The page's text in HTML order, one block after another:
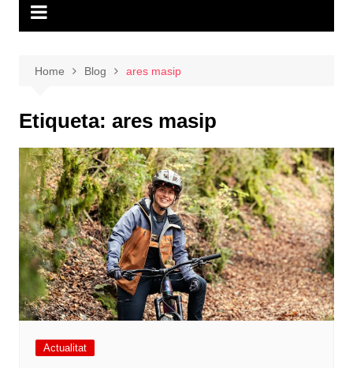
Home Blog ares masip
Etiqueta: ares masip
Actualitat